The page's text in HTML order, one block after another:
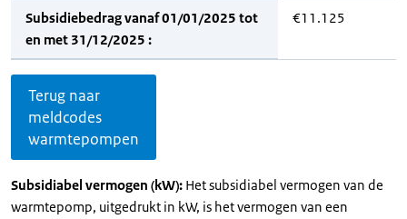
Subsidiebedrag vanaf 01/01/2025 tot
en met 31/12/2025 :
€11.125
Terug naar
meldcodes
warmtepompen
Subsidiabel vermogen (kW): Het subsidiabel vermogen van de
warmtepomp, uitgedrukt in kW, is het vermogen van een